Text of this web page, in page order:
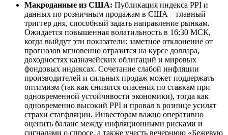
Макроданные из США: Публикация индекса PPI и
данных по розничным продажам в США – главный
триггер дня, способный задать направление рынкам.
Ожидается повышенная волатильность в 16:30 МСК,
когда выйдут эти показатели: заметное отклонение от
прогнозов мгновенно отразится на курсе доллара,
доходностях казначейских облигаций и мировых
фондовых индексах. Сочетание слабой инфляции
производителей и сильных продаж может поддержать
оптимизм (так как снизятся опасения по ставкам при
одновременной устойчивости экономики), тогда как
одновременно высокий PPI и провал в рознице усилят
страхи стагфляции. Инвесторам важно оперативно
оценить баланс между инфляционными рисками и
сигналами о спросе, а также учесть вечернюю «Бежевую